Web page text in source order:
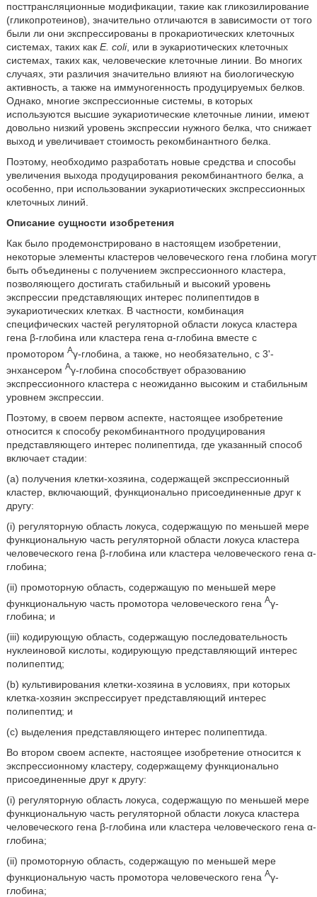
посттрансляционные модификации, такие как гликозилирование
(гликопротеинов), значительно отличаются в зависимости от того
были ли они экспрессированы в прокариотических клеточных
системах, таких как E. coli, или в эукариотических клеточных
системах, таких как, человеческие клеточные линии. Во многих
случаях, эти различия значительно влияют на биологическую
активность, а также на иммуногенность продуцируемых белков.
Однако, многие экспрессионные системы, в которых
используются высшие эукариотические клеточные линии, имеют
довольно низкий уровень экспрессии нужного белка, что снижает
выход и увеличивает стоимость рекомбинантного белка.
Поэтому, необходимо разработать новые средства и способы
увеличения выхода продуцирования рекомбинантного белка, а
особенно, при использовании эукариотических экспрессионных
клеточных линий.
Описание сущности изобретения
Как было продемонстрировано в настоящем изобретении,
некоторые элементы кластеров человеческого гена глобина могут
быть объединены с получением экспрессионного кластера,
позволяющего достигать стабильный и высокий уровень
экспрессии представляющих интерес полипептидов в
эукариотических клетках. В частности, комбинация
специфических частей регуляторной области локуса кластера
гена β-глобина или кластера гена α-глобина вместе с
промотором Aγ-глобина, а также, но необязательно, с 3'-
энхансером Aγ-глобина способствует образованию
экспрессионного кластера с неожиданно высоким и стабильным
уровнем экспрессии.
Поэтому, в своем первом аспекте, настоящее изобретение
относится к способу рекомбинантного продуцирования
представляющего интерес полипептида, где указанный способ
включает стадии:
(a) получения клетки-хозяина, содержащей экспрессионный
кластер, включающий, функционально присоединенные друг к
другу:
(i) регуляторную область локуса, содержащую по меньшей мере
функциональную часть регуляторной области локуса кластера
человеческого гена β-глобина или кластера человеческого гена α-
глобина;
(ii) промоторную область, содержащую по меньшей мере
функциональную часть промотора человеческого гена Aγ-
глобина; и
(iii) кодирующую область, содержащую последовательность
нуклеиновой кислоты, кодирующую представляющий интерес
полипептид;
(b) культивирования клетки-хозяина в условиях, при которых
клетка-хозяин экспрессирует представляющий интерес
полипептид; и
(c) выделения представляющего интерес полипептида.
Во втором своем аспекте, настоящее изобретение относится к
экспрессионному кластеру, содержащему функционально
присоединенные друг к другу:
(i) регуляторную область локуса, содержащую по меньшей мере
функциональную часть регуляторной области локуса кластера
человеческого гена β-глобина или кластера человеческого гена α-
глобина;
(ii) промоторную область, содержащую по меньшей мере
функциональную часть промотора человеческого гена Aγ-
глобина;